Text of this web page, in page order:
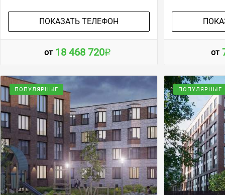
ПОКАЗАТЬ ТЕЛЕФОН
от 18 468 720 от
ПОПУЛЯРНЫЕ ПОПУЛЯРНЫЕ